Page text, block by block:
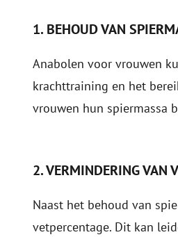
1. BEHOUD VAN
Anabolen voor vrouwen
krachttraining en het
vrouwen hun spiermassa
2. VERMINDERING VAN
Naast het behoud van
vetpercentage. Dit kan